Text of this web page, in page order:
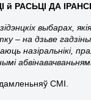
й РАСЬЦІ ДА
выбарах,
– на дзьве
назіральнікі,
СМІ.